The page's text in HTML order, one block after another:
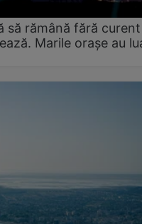
să rămână fără curent
Marile orașe au